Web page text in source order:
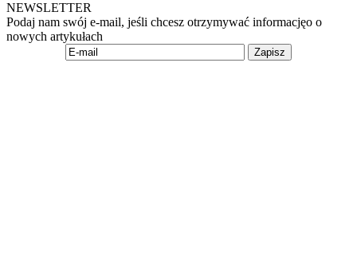
NEWSLETTER
Podaj nam swój e-mail, jeśli chcesz otrzymywać informacjęo o
nowych artykułach
Zapisz